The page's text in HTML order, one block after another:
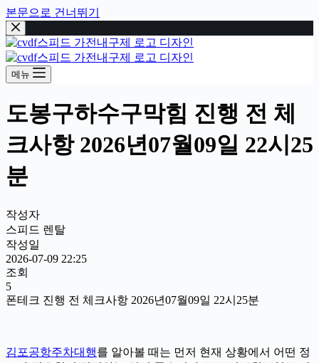
본문으로 건너뛰기
메뉴
도봉구하수구막힘 진행 전 체
크사항 2026년07월09일 22시25
분
작성자
스피드 렌탈
작성일
2026-07-09 22:25
조회
5
폰테크 진행 전 체크사항 2026년07월09일 22시25분
김포공항주차대행를 알아볼 때는 먼저 현재 상황에서 어떤 정